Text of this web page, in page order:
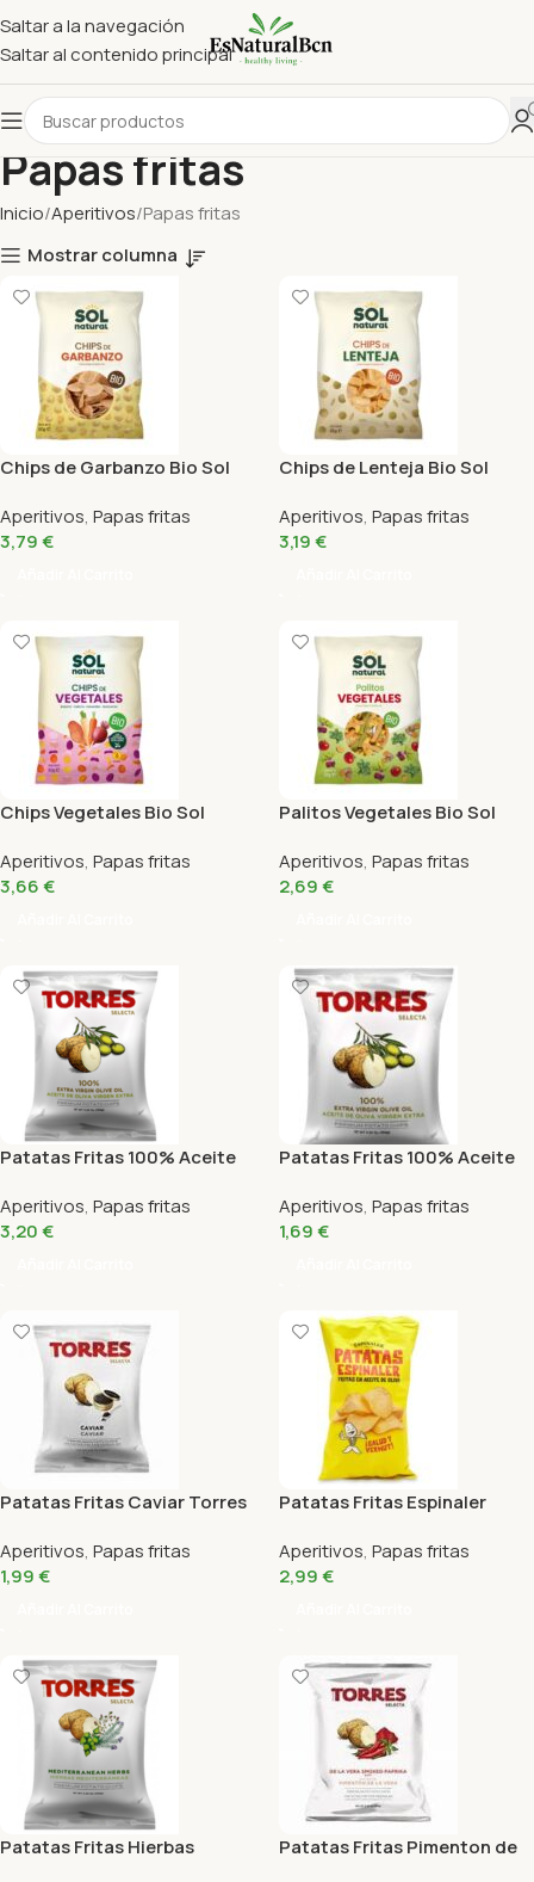
Saltar a la navegación
Saltar al contenido principal
Papas fritas
Inicio Aperitivos Papas fritas
Mostrar columna
Chips de Garbanzo Bio Sol
Aperitivos, Papas fritas
3,79€
Chips de Lenteja Bio Sol
Aperitivos, Papas fritas
3,19€
Chips Vegetales Bio Sol
Aperitivos, Papas fritas
3,66€
Palitos Vegetales Bio Sol
Aperitivos, Papas fritas
2,69€
Patatas Fritas 100% Aceite
Aperitivos, Papas fritas
3,20€
Patatas Fritas 100% Aceite
Aperitivos, Papas fritas
1,69€
Patatas Fritas Caviar Torres
Aperitivos, Papas fritas
1,99€
Patatas Fritas Espinaler
Aperitivos, Papas fritas
2,99€
Patatas Fritas Hierbas
Patatas Fritas Pimenton de